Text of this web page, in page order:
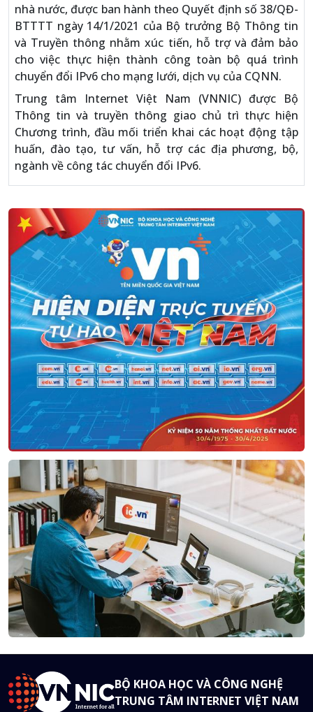
nhà nước, được ban hành theo Quyết định số 38/QĐ-
BTTTT ngày 14/1/2021 của Bộ trưởng Bộ Thông tin
và Truyền thông nhằm xúc tiến, hỗ trợ và đảm bảo
cho việc thực hiện thành công toàn bộ quá trình
chuyển đổi IPv6 cho mạng lưới, dịch vụ của CQNN.
Trung tâm Internet Việt Nam (VNNIC) được Bộ
Thông tin và truyền thông giao chủ trì thực hiện
Chương trình, đầu mối triển khai các hoạt động tập
huấn, đào tạo, tư vấn, hỗ trợ các địa phương, bộ,
ngành về công tác chuyển đổi IPv6.
BỘ KHOA HỌC VÀ CÔNG NGHỆ
TRUNG TÂM INTERNET VIỆT NAM